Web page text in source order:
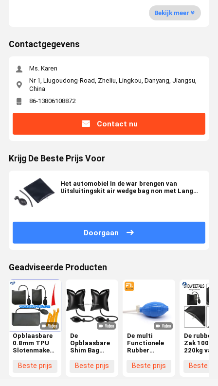
Bekijk meer
Contactgegevens
Ms. Karen
Nr 1, Liugoudong-Road, Zheliu, Lingkou, Danyang, Jiangsu,
China
86-13806108872
Contact nu
Krijg De Beste Prijs Voor
Het automobiel In de war brengen van
Uitsluitingskit air wedge bag non met Lang
Doorgaan
Geadviseerde Producten
Opblaasbare
0.8mm TPU
Slotenmaker
16*16cm
Beste prijs
De
Opblaasbare
Shim Bag
Release Klep
Beste prijs
De multi
Functionele
Rubber
Flexibele
Beste prijs
De
Zak 100kg
220kg van
Latexbol
Beste